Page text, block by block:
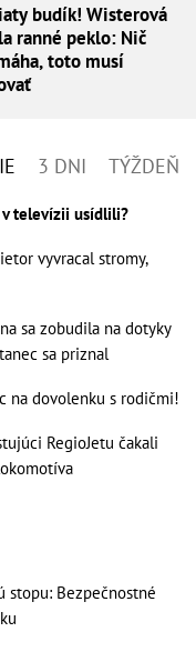
budík! Wisterová
ranné peklo: Nič
toto musí
3 DNI TÝŽDEŇ
v televízii usídlili?
vyvracal stromy,
sa zobudila na dotyky
sa priznal
na dovolenku s rodičmi!
RegioJetu čakali
stopu: Bezpečnostné